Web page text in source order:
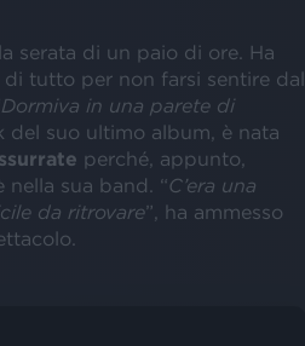
serata di un paio di ore. Ha
di tutto per non farsi sentire dal
Dormiva in una parete di
del suo ultimo album, è nata
perché, appunto,
nella sua band. “C’era una
da ritrovare”, ha ammesso